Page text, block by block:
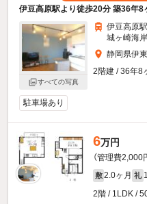
伊豆高原駅より徒歩20分 築36年8
すべての写真
伊豆高原
城ヶ崎海
静岡県伊
2階建 / 36年8
駐車場あり
6万円
（管理費2,000
敷 2.0ヶ月 礼
2階 / 1LDK /